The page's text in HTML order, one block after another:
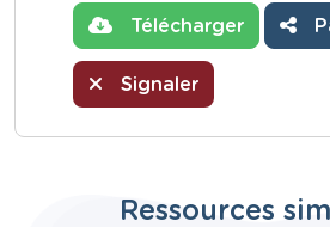
Télécharger
Signaler
Ressources